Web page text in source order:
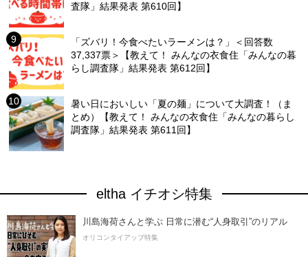
査隊」結果発表 第610回】
「ズバリ！今食べたいラーメンは？」＜回答数
37,337票＞【教えて！ みんなの衣食住「みんなの暮
らし調査隊」結果発表 第612回】
暑い日においしい「夏の麺」について大調査！（ま
とめ）【教えて！ みんなの衣食住「みんなの暮らし
調査隊」結果発表 第611回】
eltha イチオシ特集
川島海荷さんと学ぶ 日常に潜む“人身取引”のリアル
オリコンタイアップ特集